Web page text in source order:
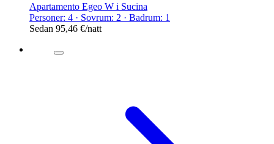
Apartamento Egeo W i Sucina
Personer: 4 · Sovrum: 2 · Badrum: 1
Sedan 95,46 €/natt